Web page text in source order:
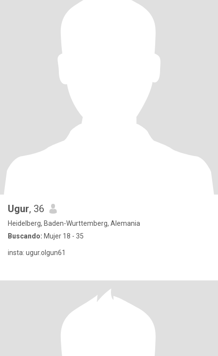
Ugur, 36
Heidelberg, Baden-Wurttemberg, Alemania
Buscando: Mujer 18 - 35
insta: ugur.olgun61